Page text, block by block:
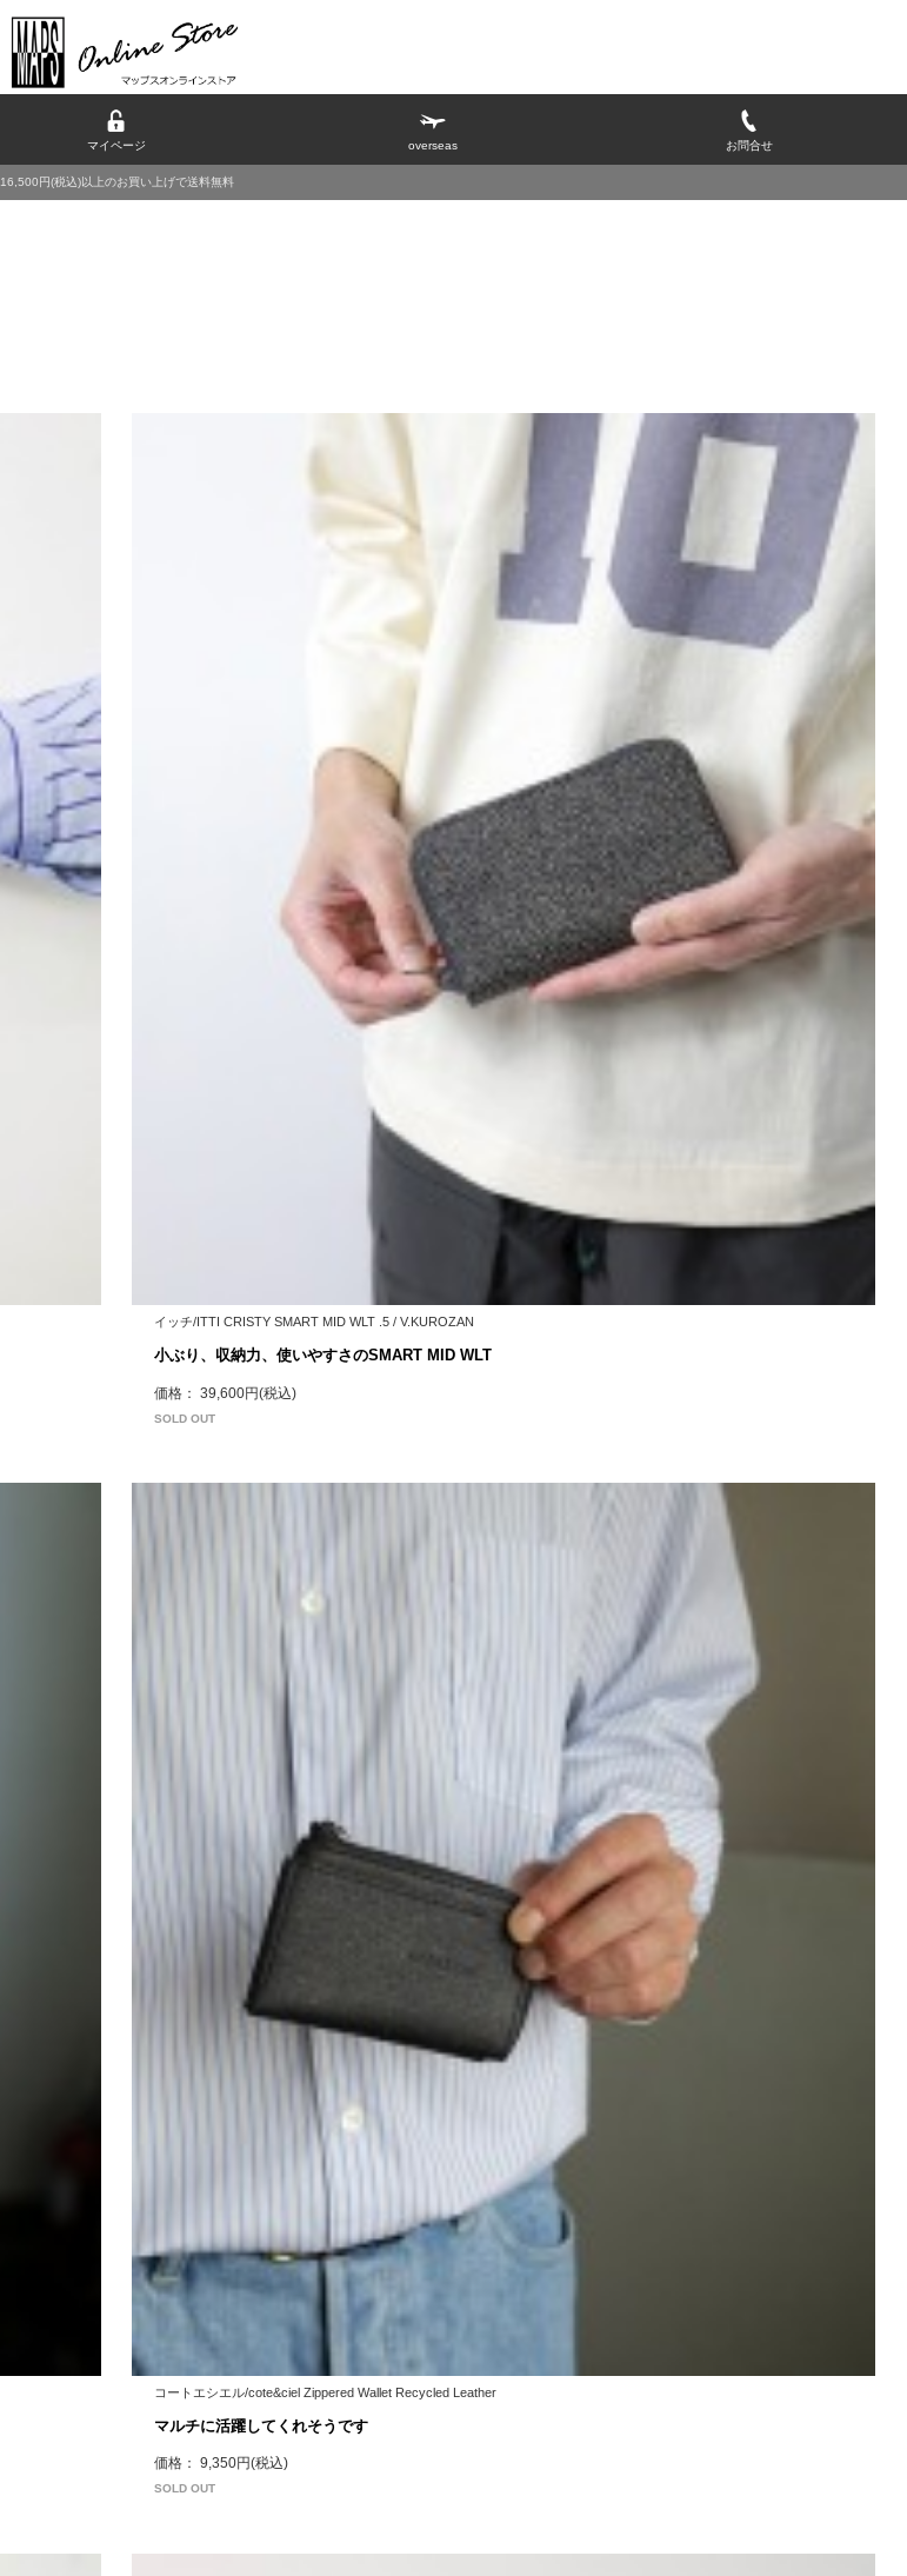
マイページ overseas お問合せ
16,500円(税込)以上のお買い上げで送料無料
イッチ/ITTI CRISTY SMART MID WLT .5 / V.KUROZAN
小ぶり、収納力、使いやすさのSMART MID WLT
価格： 39,600円(税込)
SOLD OUT
コートエシエル/cote&ciel Zippered Wallet Recycled Leather
マルチに活躍してくれそうです
価格： 9,350円(税込)
SOLD OUT